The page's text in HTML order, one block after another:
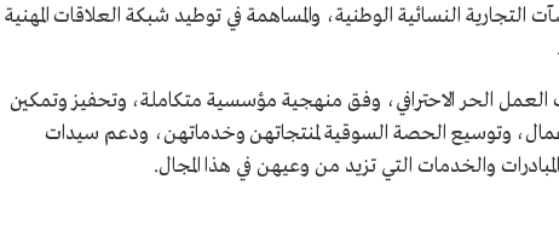
النسائية الوطنية، والمساهمة في توطيد شبكة العلاقات المهنية
الحر الاحترافي، وفق منهجية مؤسسية متكاملة، وتحفيز وتمكين
وتوسيع الحصة السوقية لمنتجاتهن وخدماتهن، ودعم سيدات
والخدمات التي تزيد من وعيهن في هذا المجال.